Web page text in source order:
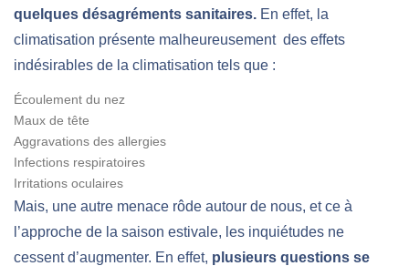
quelques désagréments sanitaires. En effet, la
climatisation présente malheureusement des effets
indésirables de la climatisation tels que :
Écoulement du nez
Maux de tête
Aggravations des allergies
Infections respiratoires
Irritations oculaires
Mais, une autre menace rôde autour de nous, et ce à
l’approche de la saison estivale, les inquiétudes ne
cessent d’augmenter. En effet, plusieurs questions se